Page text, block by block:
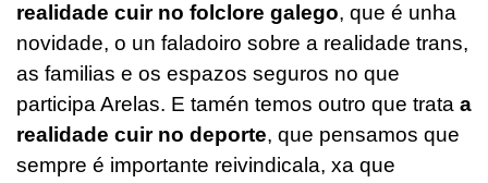
realidade cuir no folclore galego, que é unha
novidade, o un faladoiro sobre a realidade trans,
as familias e os espazos seguros no que
participa Arelas. E tamén temos outro que trata a
realidade cuir no deporte, que pensamos que
sempre é importante reivindicala, xa que